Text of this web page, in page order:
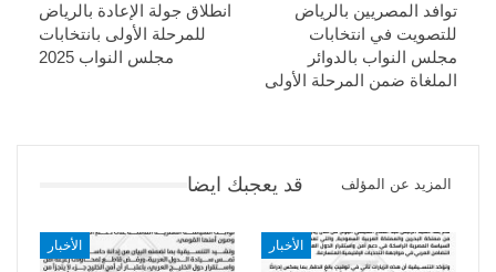
انطلاق جولة الإعادة بالرياض
للمرحلة الأولى بانتخابات
مجلس النواب 2025
توافد المصريين بالرياض
للتصويت في انتخابات
مجلس النواب بالدوائر
الملغاة ضمن المرحلة الأولى
قد يعجبك ايضا المزيد عن المؤلف
الأخبار الأخبار